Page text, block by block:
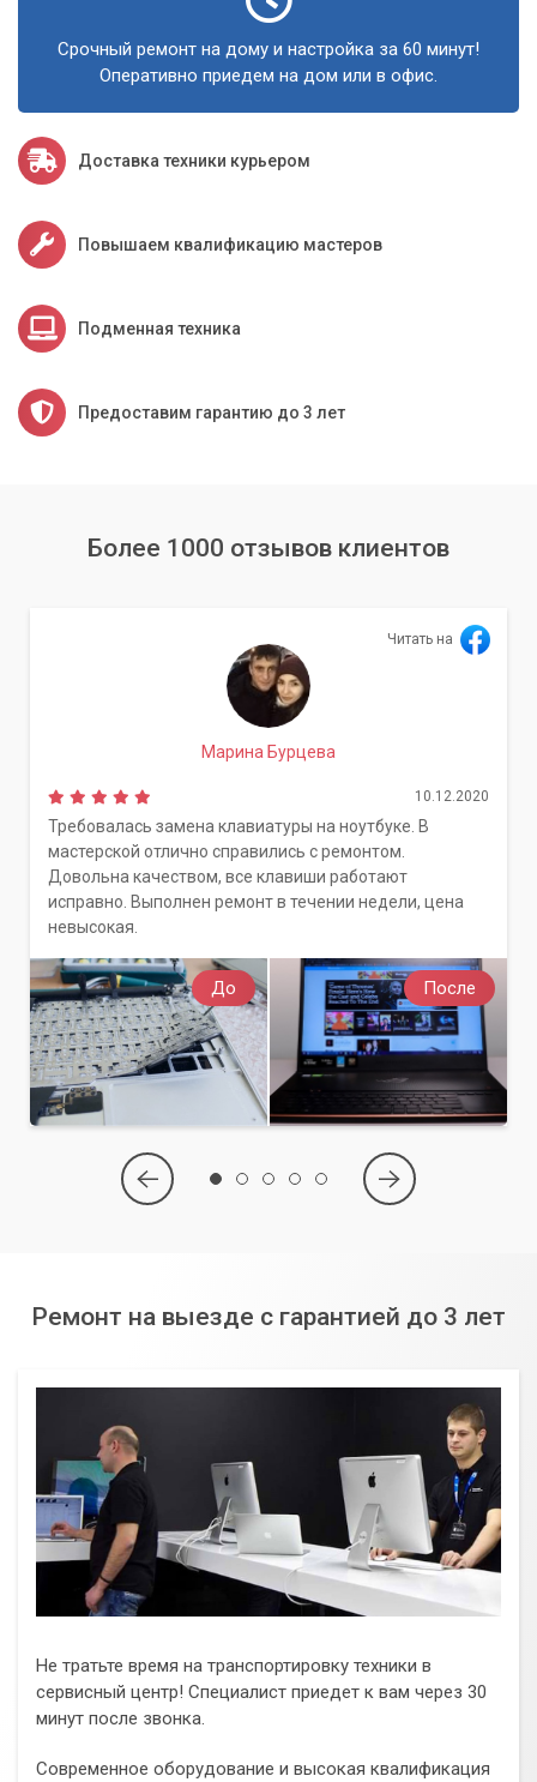
Срочный ремонт на дому и настройка за 60 минут!
Оперативно приедем на дом или в офис.
Доставка техники курьером
Повышаем квалификацию мастеров
Подменная техника
Предоставим гарантию до 3 лет
Более 1000 отзывов клиентов
До После
Читать на
Марина Бурцева
10.12.2020
Требовалась замена клавиатуры на ноутбуке. В
мастерской отлично справились с ремонтом.
Довольна качеством, все клавиши работают
исправно. Выполнен ремонт в течении недели, цена
невысокая.
Ремонт на выезде с гарантией до 3 лет
Не тратьте время на транспортировку техники в
сервисный центр! Специалист приедет к вам через 30
минут после звонка.
Современное оборудование и высокая квалификация